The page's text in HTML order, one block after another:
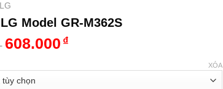
Model GR-M362S
608.000 ₫
XÓA